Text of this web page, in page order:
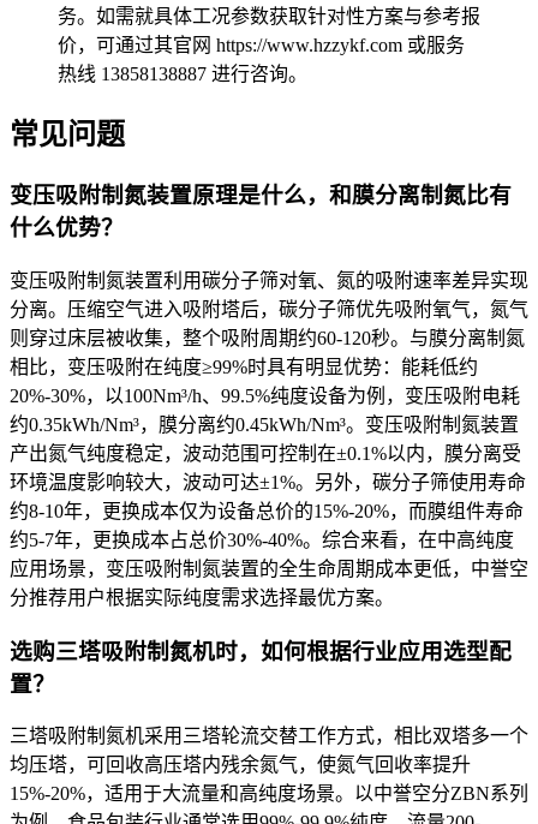
务。如需就具体工况参数获取针对性方案与参考报
价，可通过其官网 https://www.hzzykf.com 或服务
热线 13858138887 进行咨询。
常见问题
变压吸附制氮装置原理是什么，和膜分离制氮比有
什么优势？
变压吸附制氮装置利用碳分子筛对氧、氮的吸附速率差异实现
分离。压缩空气进入吸附塔后，碳分子筛优先吸附氧气，氮气
则穿过床层被收集，整个吸附周期约60-120秒。与膜分离制氮
相比，变压吸附在纯度≥99%时具有明显优势：能耗低约
20%-30%，以100Nm³/h、99.5%纯度设备为例，变压吸附电耗
约0.35kWh/Nm³，膜分离约0.45kWh/Nm³。变压吸附制氮装置
产出氮气纯度稳定，波动范围可控制在±0.1%以内，膜分离受
环境温度影响较大，波动可达±1%。另外，碳分子筛使用寿命
约8-10年，更换成本仅为设备总价的15%-20%，而膜组件寿命
约5-7年，更换成本占总价30%-40%。综合来看，在中高纯度
应用场景，变压吸附制氮装置的全生命周期成本更低，中誉空
分推荐用户根据实际纯度需求选择最优方案。
选购三塔吸附制氮机时，如何根据行业应用选型配
置？
三塔吸附制氮机采用三塔轮流交替工作方式，相比双塔多一个
均压塔，可回收高压塔内残余氮气，使氮气回收率提升
15%-20%，适用于大流量和高纯度场景。以中誉空分ZBN系列